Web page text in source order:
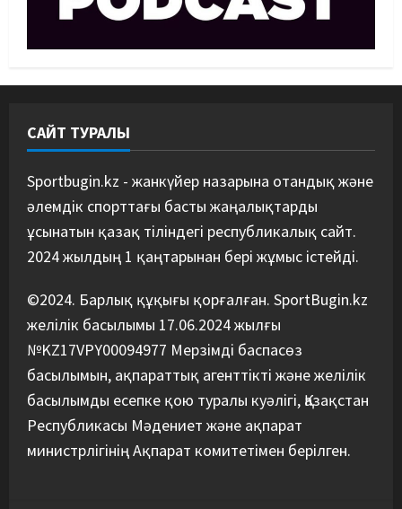
Басты жаңалық Күрес
ауыстырды
5
құрамасы алаяқтардың кесірінен
ұша алмай қалды
САЙТ ТУРАЛЫ
Sportbugin.kz - жанкүйер назарына отандық және
әлемдік спорттағы басты жаңалықтарды
ұсынатын қазақ тіліндегі республикалық сайт.
2024 жылдың 1 қаңтарынан бері жұмыс істейді.
©2024. Барлық құқығы қорғалған. SportBugin.kz
желілік басылымы 17.06.2024 жылғы
№KZ17VPY00094977 Мерзімді баспасөз
басылымын, ақпараттық агенттікті және желілік
басылымды есепке қою туралы куәлігі, Қазақстан
Республикасы Мәдениет және ақпарат
министрлігінің Ақпарат комитетімен берілген.